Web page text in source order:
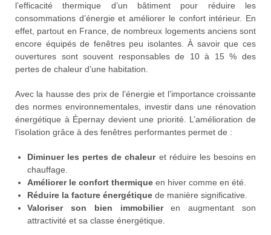
l’efficacité thermique d’un bâtiment pour réduire les
consommations d’énergie et améliorer le confort intérieur. En
effet, partout en France, de nombreux logements anciens sont
encore équipés de fenêtres peu isolantes. À savoir que ces
ouvertures sont souvent responsables de 10 à 15 % des
pertes de chaleur d’une habitation.
Avec la hausse des prix de l’énergie et l’importance croissante
des normes environnementales, investir dans une rénovation
énergétique à Épernay devient une priorité. L’amélioration de
l’isolation grâce à des fenêtres performantes permet de :
Diminuer les pertes de chaleuret réduire les besoins en
chauffage.
Améliorer le confort thermique en hiver comme en été.
Réduire la facture énergétique de manière significative.
Valoriser son bien immobilieren augmentant son
attractivité et sa classe énergétique.